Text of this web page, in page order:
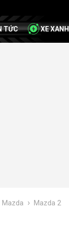
TỨC XE XANH
Mazda › Mazda 2